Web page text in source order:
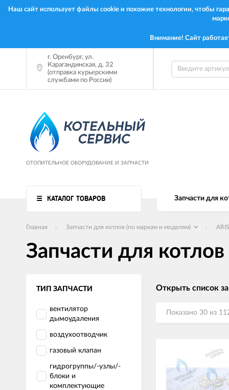
Наш сайт использует файлы cookie и похожие технологии, чтобы
Внимание! Сайт
г. Оренбург, ул.
Карагандинская, д. 32
(отправка курьерскими
службами по России)
ОТОПИТЕЛЬНОЕ ОБОРУДОВАНИЕ И ЗАПЧАСТИ
КАТАЛОГ ТОВАРОВ Запчасти для
Главная Запчасти для котлов (по маркам и моделям)
Запчасти для
ТИП ЗАПЧАСТИ
вентилятор
дымоудаления
воздухоотводчик
газовый клапан
гидрогруппы/-узлы/-
блоки и
комплектующие
Открыть список
Показано 30 из